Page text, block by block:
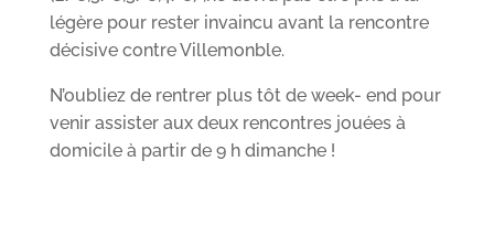
légère pour rester invaincu avant la rencontre
décisive contre Villemonble.
N’oubliez de rentrer plus tôt de week- end pour
venir assister aux deux rencontres jouées à
domicile à partir de 9 h dimanche !